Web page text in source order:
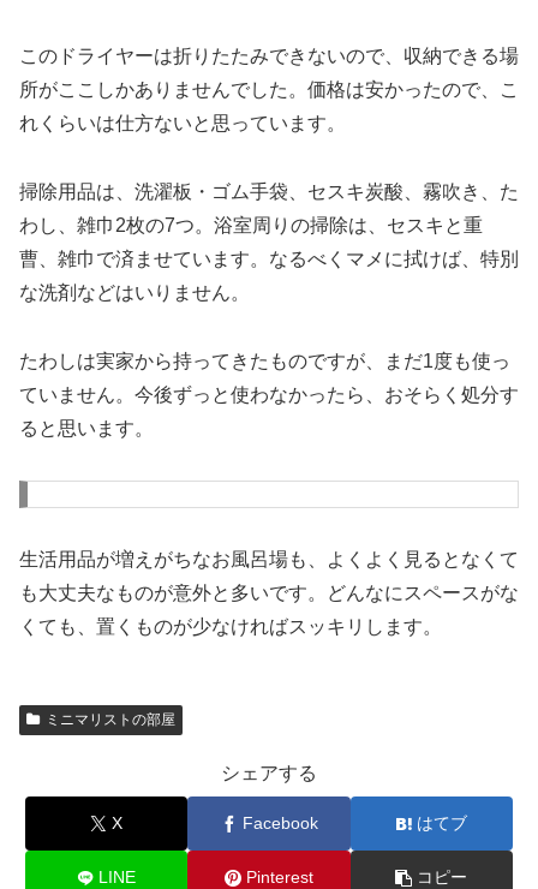
このドライヤーは折りたたみできないので、収納できる場
所がここしかありませんでした。価格は安かったので、こ
れくらいは仕方ないと思っています。
掃除用品は、洗濯板・ゴム手袋、セスキ炭酸、霧吹き、た
わし、雑巾2枚の7つ。浴室周りの掃除は、セスキと重
曹、雑巾で済ませています。なるべくマメに拭けば、特別
な洗剤などはいりません。
たわしは実家から持ってきたものですが、まだ1度も使っ
ていません。今後ずっと使わなかったら、おそらく処分す
ると思います。
生活用品が増えがちなお風呂場も、よくよく見るとなくて
も大丈夫なものが意外と多いです。どんなにスペースがな
くても、置くものが少なければスッキリします。
ミニマリストの部屋
シェアする
X Facebook はてブ
LINE Pinterest コピー